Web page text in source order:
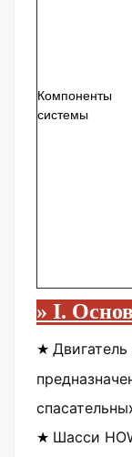
Компоненты
системы
» I.
★
★ Шасси